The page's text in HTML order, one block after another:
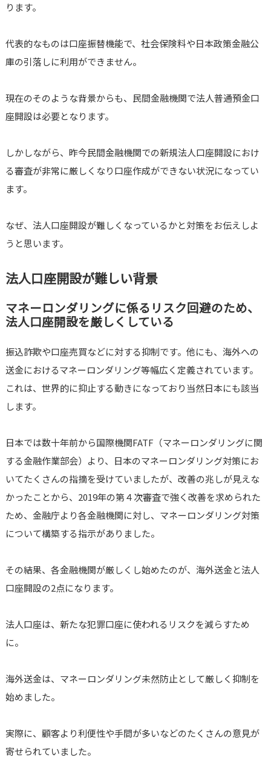
ります。
代表的なものは口座振替機能で、社会保険料や日本政策金融公
庫の引落しに利用ができません。
現在のそのような背景からも、民間金融機関で法人普通預金口
座開設は必要となります。
しかしながら、昨今民間金融機関での新規法人口座開設におけ
る審査が非常に厳しくなり口座作成ができない状況になってい
ます。
なぜ、法人口座開設が難しくなっているかと対策をお伝えしよ
うと思います。
法人口座開設が難しい背景
マネーロンダリングに係るリスク回避のため、
法人口座開設を厳しくしている
振込詐欺や口座売買などに対する抑制です。他にも、海外への
送金におけるマネーロンダリング等幅広く定義されています。
これは、世界的に抑止する動きになっており当然日本にも該当
します。
日本では数十年前から国際機関FATF（マネーロンダリングに関
する金融作業部会）より、日本のマネーロンダリング対策にお
いてたくさんの指摘を受けていましたが、改善の兆しが見えな
かったことから、2019年の第４次審査で強く改善を求められた
ため、金融庁より各金融機関に対し、マネーロンダリング対策
について構築する指示がありました。
その結果、各金融機関が厳しくし始めたのが、海外送金と法人
口座開設の2点になります。
法人口座は、新たな犯罪口座に使われるリスクを減らすため
に。
海外送金は、マネーロンダリング未然防止として厳しく抑制を
始めました。
実際に、顧客より利便性や手間が多いなどのたくさんの意見が
寄せられていました。